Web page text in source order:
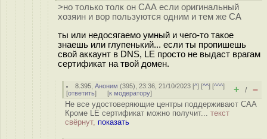
>но только толк он САА если оригинальный
хозяин и вор пользуются одним и тем же СА
ты или недосягаемо умный и чего-то такое
знаешь или глупенький... если ты пропишешь
свой аккаунт в DNS, LE просто не выдаст врагам
сертификат на твой домен.
8.395 ,Аноним (395), 23:36, 21/10/2023 [^] [^^] [^^^]
[ответить] [к модератору] + / –
Не все удостоверяющие центры поддерживают САА
Кроме LE сертификат можно получит... текст
свёрнут, показать